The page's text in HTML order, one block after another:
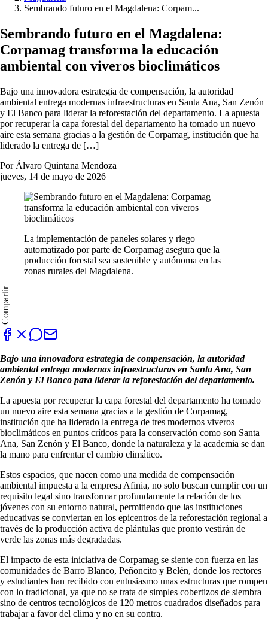
Sembrando futuro en el Magdalena: Corpam...
Sembrando futuro en el Magdalena:
Corpamag transforma la educación
ambiental con viveros bioclimáticos
Bajo una innovadora estrategia de compensación, la autoridad
ambiental entrega modernas infraestructuras en Santa Ana, San Zenón
y El Banco para liderar la reforestación del departamento. La apuesta
por recuperar la capa forestal del departamento ha tomado un nuevo
aire esta semana gracias a la gestión de Corpamag, institución que ha
liderado la entrega de […]
Por Álvaro Quintana Mendoza
jueves, 14 de mayo de 2026
La implementación de paneles solares y riego
automatizado por parte de Corpamag asegura que la
producción forestal sea sostenible y autónoma en las
zonas rurales del Magdalena.
Compartir
Bajo una innovadora estrategia de compensación, la autoridad
ambiental entrega modernas infraestructuras en Santa Ana, San
Zenón y El Banco para liderar la reforestación del departamento.
La apuesta por recuperar la capa forestal del departamento ha tomado
un nuevo aire esta semana gracias a la gestión de Corpamag,
institución que ha liderado la entrega de tres modernos viveros
bioclimáticos en puntos críticos para la conservación como son Santa
Ana, San Zenón y El Banco, donde la naturaleza y la academia se dan
la mano para enfrentar el cambio climático.
Estos espacios, que nacen como una medida de compensación
ambiental impuesta a la empresa Afinia, no solo buscan cumplir con un
requisito legal sino transformar profundamente la relación de los
jóvenes con su entorno natural, permitiendo que las instituciones
educativas se conviertan en los epicentros de la reforestación regional a
través de la producción activa de plántulas que pronto vestirán de
verde las zonas más degradadas.
El impacto de esta iniciativa de Corpamag se siente con fuerza en las
comunidades de Barro Blanco, Peñoncito y Belén, donde los rectores
y estudiantes han recibido con entusiasmo unas estructuras que rompen
con lo tradicional, ya que no se trata de simples cobertizos de siembra
sino de centros tecnológicos de 120 metros cuadrados diseñados para
trabajar a favor del clima y no en su contra.